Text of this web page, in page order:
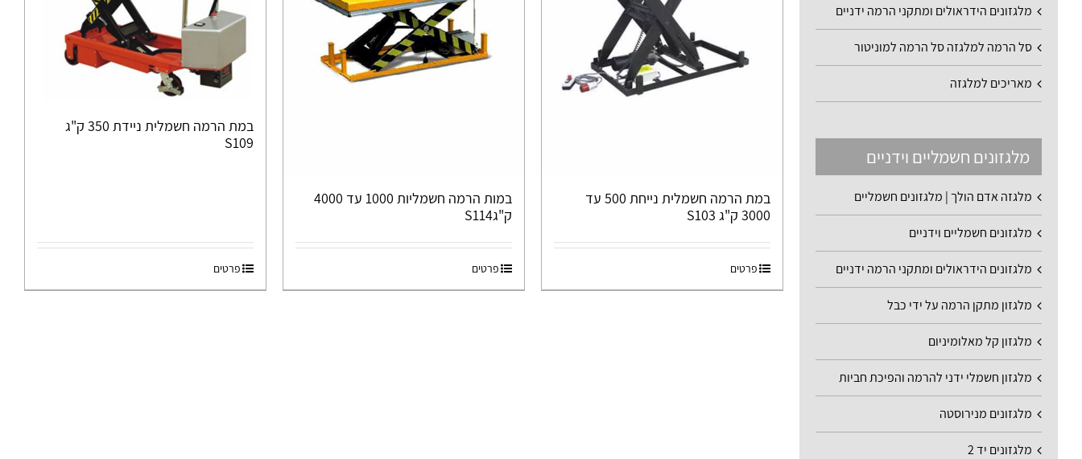
במת הרמה חשמלית נייחת 500 עד
3000 ק"ג S103
פרטים
במות הרמה חשמליות 1000 עד 4000
ק"גS114
פרטים
במת הרמה חשמלית ניידת 350 ק"ג
S109
פרטים
מלגזונים הידראולים ומתקני הרמה ידניים
סל הרמה למלגזה סל הרמה למוניטור
מאריכים למלגזה
מלגזונים חשמליים וידניים
מלגזה אדם הולך | מלגזונים חשמליים
מלגזונים חשמליים וידניים
מלגזונים הידראולים ומתקני הרמה ידניים
מלגזון מתקן הרמה על ידי כבל
מלגזון קל מאלומיניום
מלגזון חשמלי ידני להרמה והפיכת חביות
מלגזונים מנירוסטה
מלגזונים יד 2